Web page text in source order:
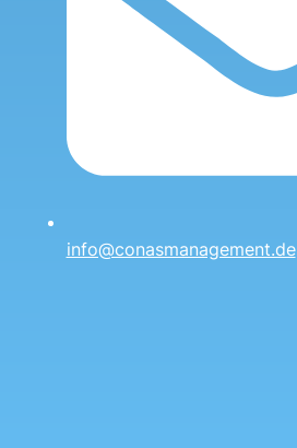
info@conasmanagement.de